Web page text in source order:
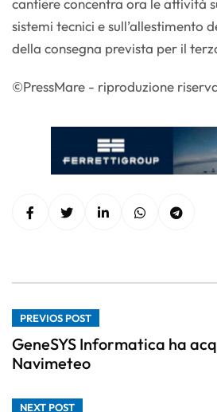
cantiere concentra ora le attività
sistemi tecnici e sull’allestimento
della consegna prevista per il
©PressMare - riproduzione
PREVIOS POST
GeneSYS Informatica ha
Navimeteo
NEXT POST